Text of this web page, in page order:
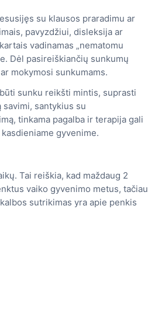
su klausos praradimu ar
pavyzdžiui, disleksija ar
vadinamas „nematomu
Dėl pasireiškiančių sunkumų
mokymosi sunkumams.
sunku reikšti mintis, suprasti
santykius su
tinkama pagalba ir terapija gali
gyvenime.
Tai reiškia, kad maždaug 2
vaiko gyvenimo metus, tačiau
sutrikimas yra apie penkis